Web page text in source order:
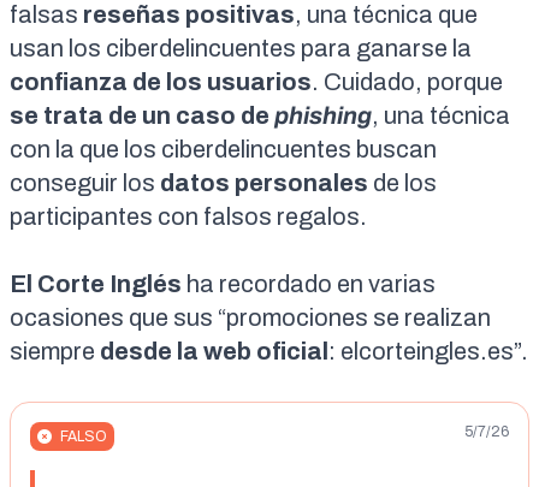
falsas reseñas positivas, una técnica que
usan los ciberdelincuentes para ganarse la
confianza de los usuarios. Cuidado, porque
se trata de un caso de phishing, una técnica
con la que los ciberdelincuentes buscan
conseguir los datos personales de los
participantes con falsos regalos.
El Corte Inglés ha recordado en varias
ocasiones que sus “promociones se realizan
siempre desde la web oficial : elcorteingles.es”.
FALSO 5/7/26